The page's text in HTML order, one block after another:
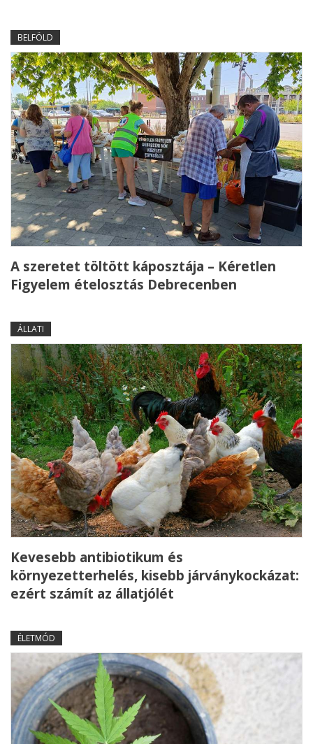
BELFÖLD
A szeretet töltött káposztája – Kéretlen
Figyelem ételosztás Debrecenben
ÁLLATI
Kevesebb antibiotikum és
környezetterhelés, kisebb járványkockázat:
ezért számít az állatjólét
ÉLETMÓD